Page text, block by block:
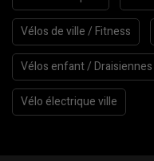
Vélos de ville / Fitness
Vélos enfant / Draisiennes
Vélo électrique ville